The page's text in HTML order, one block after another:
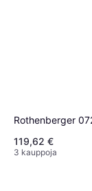
Rothenberger
119,62 €
3 kauppoja